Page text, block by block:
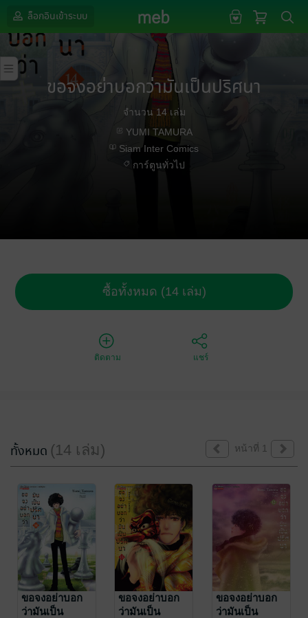
ล็อกอินเข้าระบบ
ขอจงอย่าบอกว่ามันเป็นปริศนา
จำนวน 14 เล่ม
YUMI TAMURA
Siam Inter Comics
การ์ตูนทั่วไป
ซื้อทั้งหมด (14 เล่ม)
ติดตาม แชร์
ทั้งหมด (14 เล่ม) หน้าที่ 1
ขอจงอย่าบอก
ว่ามันเป็น
ขอจงอย่าบอก
ว่ามันเป็น
ขอจงอย่าบอก
ว่ามันเป็น